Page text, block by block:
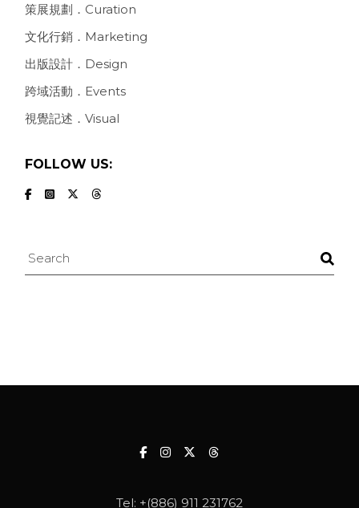
策展規劃．Curation
文化行銷．Marketing
出版設計．Design
跨域活動．Events
視覺記述．Visual
FOLLOW US:
Search
Tel: +(886) 911 231762